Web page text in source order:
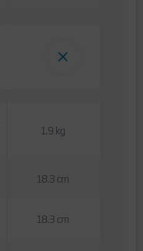
1.9 kg
18.3 cm
18.3 cm